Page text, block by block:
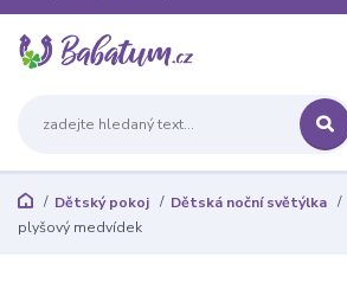
Dětský pokoj Dětská noční světýlka
plyšový medvídek